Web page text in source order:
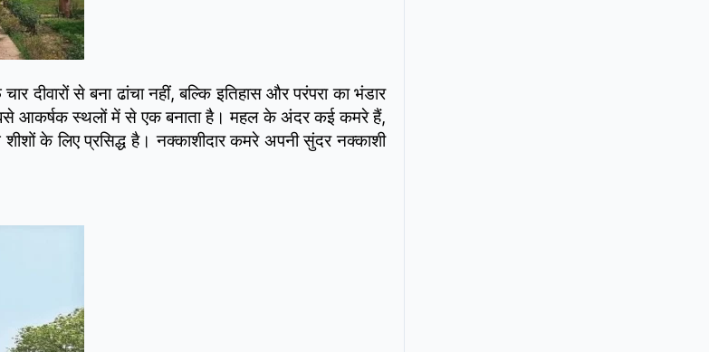
दीवारों से बना ढांचा नहीं, बल्कि इतिहास और परंपरा का भंडार
आकर्षक स्थलों में से एक बनाता है। महल के अंदर कई कमरे हैं,
के लिए प्रसिद्ध है। नक्काशीदार कमरे अपनी सुंदर नक्काशी